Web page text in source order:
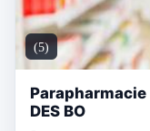
(5)
Parapharmacie
DES BO